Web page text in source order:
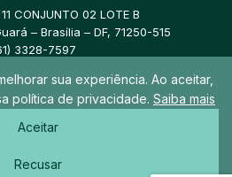
CONJUNTO 02 LOTE B
– Brasília – DF, 71250-515
3328-7597
sua experiência. Ao aceitar,
política de privacidade. Saiba mais
Aceitar
Recusar